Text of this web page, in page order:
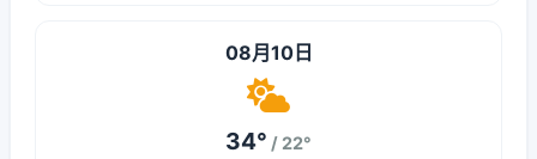
08月10日
34° / 22°